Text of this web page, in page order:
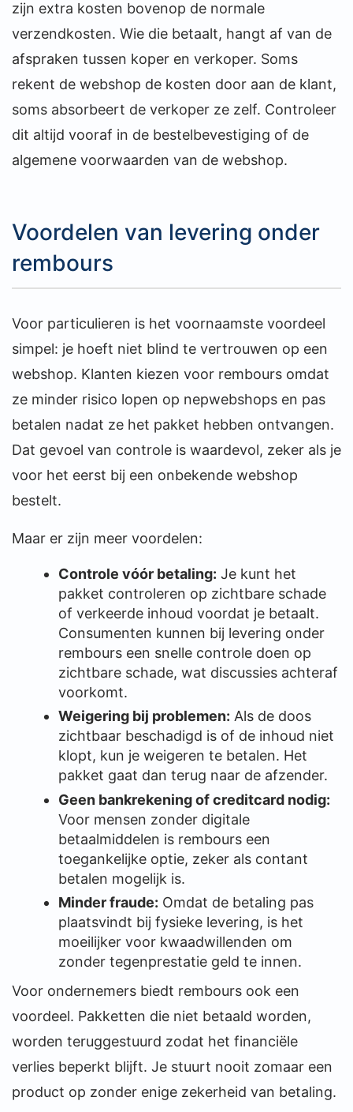
zijn extra kosten bovenop de normale
verzendkosten. Wie die betaalt, hangt af van de
afspraken tussen koper en verkoper. Soms
rekent de webshop de kosten door aan de klant,
soms absorbeert de verkoper ze zelf. Controleer
dit altijd vooraf in de bestelbevestiging of de
algemene voorwaarden van de webshop.
Voordelen van levering onder
rembours
Voor particulieren is het voornaamste voordeel
simpel: je hoeft niet blind te vertrouwen op een
webshop. Klanten kiezen voor rembours omdat
ze minder risico lopen op nepwebshops en pas
betalen nadat ze het pakket hebben ontvangen.
Dat gevoel van controle is waardevol, zeker als je
voor het eerst bij een onbekende webshop
bestelt.
Maar er zijn meer voordelen:
Controle vóór betaling: Je kunt het
pakket controleren op zichtbare schade
of verkeerde inhoud voordat je betaalt.
Consumenten kunnen bij levering onder
rembours een snelle controle doen op
zichtbare schade, wat discussies achteraf
voorkomt.
Weigering bij problemen: Als de doos
zichtbaar beschadigd is of de inhoud niet
klopt, kun je weigeren te betalen. Het
pakket gaat dan terug naar de afzender.
Geen bankrekening of creditcard nodig:
Voor mensen zonder digitale
betaalmiddelen is rembours een
toegankelijke optie, zeker als contant
betalen mogelijk is.
Minder fraude: Omdat de betaling pas
plaatsvindt bij fysieke levering, is het
moeilijker voor kwaadwillenden om
zonder tegenprestatie geld te innen.
Voor ondernemers biedt rembours ook een
voordeel. Pakketten die niet betaald worden,
worden teruggestuurd zodat het financiële
verlies beperkt blijft. Je stuurt nooit zomaar een
product op zonder enige zekerheid van betaling.